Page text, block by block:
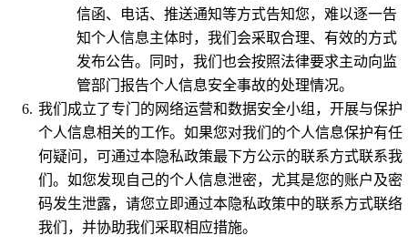
信函、电话、推送通知等方式告知您，难以逐一告
知个人信息主体时，我们会采取合理、有效的方式
发布公告。同时，我们也会按照法律要求主动向监
管部门报告个人信息安全事故的处理情况。
我们成立了专门的网络运营和数据安全小组，开展与保护
个人信息相关的工作。如果您对我们的个人信息保护有任
何疑问，可通过本隐私政策最下方公示的联系方式联系我
们。如您发现自己的个人信息泄密，尤其是您的账户及密
码发生泄露，请您立即通过本隐私政策中的联系方式联络
我们，并协助我们采取相应措施。